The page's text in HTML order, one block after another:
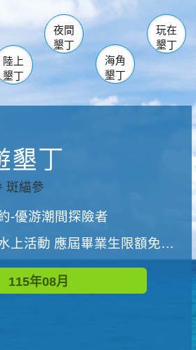
南仁湖
佳樂水
中心 森林遊樂區
墾管處遊客中心
社頂公園 風吹沙
船帆石 龍磐公園
香蕉灣
砂島
鵝鑾鼻
陸上
墾丁
夜間
墾丁
海角
墾丁
玩在
墾丁
-優游潮間探險者
活動 應屆畢業生限額免費參加
115年08月